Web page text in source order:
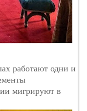
работают одни и
мигрируют в